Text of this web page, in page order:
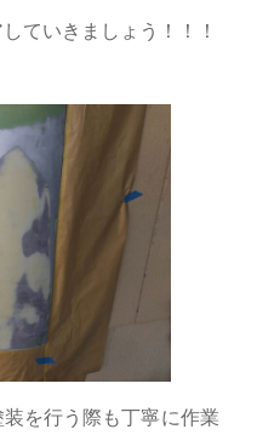
ていきましょう！！！
を行う際も丁寧に作業